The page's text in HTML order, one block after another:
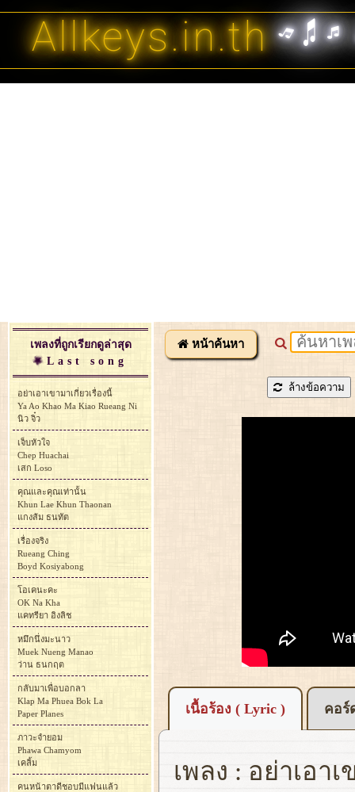
Allkeys.in.th
หน้าค้นหา
ล้างข้อความ
เนื้อร้อง ( Lyric ) คอร์
เพลง : อย่าเอา
เพลงที่ถูกเรียกดูล่าสุด
Last song
อย่าเอาเขามาเกี่ยวเรื่องนี้
Ya Ao Khao Ma Kiao Rueang Ni
นิว จิ๋ว
เจ็บหัวใจ
Chep Huachai
เสก Loso
คุณและคุณเท่านั้น
Khun Lae Khun Thaonan
แกงส้ม ธนทัต
เรื่องจริง
Rueang Ching
Boyd Kosiyabong
โอเคนะคะ
OK Na Kha
แคทรียา อิงลิช
หมึกนึ่งมะนาว
Muek Nueng Manao
ว่าน ธนกฤต
กลับมาเพื่อบอกลา
Klap Ma Phuea Bok La
Paper Planes
ภาวะจำยอม
Phawa Chamyom
เคลิ้ม
คนหน้าตาดีชอบมีแฟนแล้ว